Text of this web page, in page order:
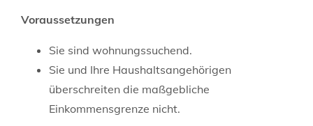
Voraussetzungen
Sie sind wohnungssuchend.
Sie und Ihre Haushaltsangehörigen
überschreiten die maßgebliche
Einkommensgrenze nicht.